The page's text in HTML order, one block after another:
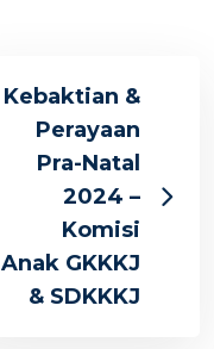
Kebaktian &
Perayaan
Pra-Natal
2024 –
Komisi
Anak GKKKJ
& SDKKKJ